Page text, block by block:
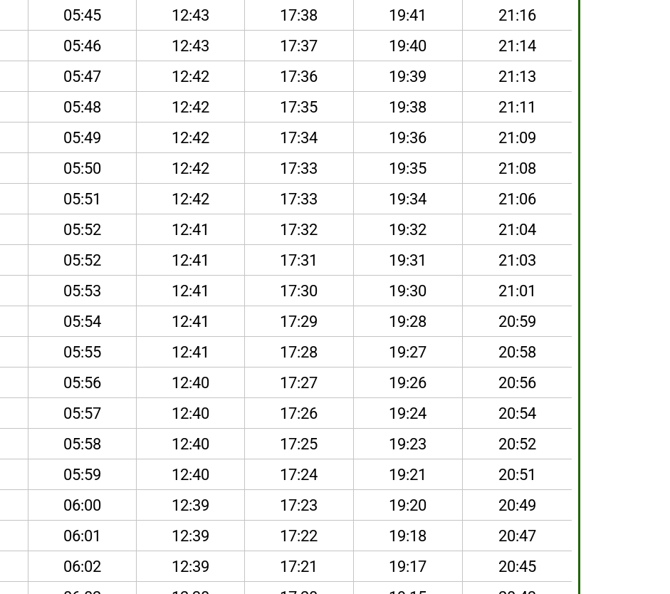
05:45 12:43 17:38 19:41
21:16
05:46 12:43 17:37 19:40
21:14
05:47 12:42 17:36 19:39
21:13
05:48 12:42 17:35 19:38
21:11
05:49 12:42 17:34 19:36
21:09
05:50 12:42 17:33 19:35
21:08
05:51 12:42 17:33 19:34
21:06
05:52 12:41 17:32 19:32
21:04
05:52 12:41 17:31 19:31
21:03
05:53 12:41 17:30 19:30
21:01
05:54 12:41 17:29 19:28
20:59
05:55 12:41 17:28 19:27
20:58
05:56 12:40 17:27 19:26
20:56
05:57 12:40 17:26 19:24
20:54
05:58 12:40 17:25 19:23
20:52
05:59 12:40 17:24 19:21
20:51
06:00 12:39 17:23 19:20
20:49
06:01 12:39 17:22 19:18
20:47
06:02 12:39 17:21 19:17
20:45